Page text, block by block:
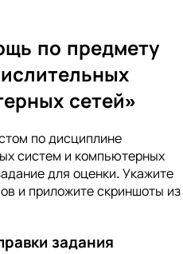
по предмету
сетей»
по дисциплине
систем и компьютерных
для оценки. Укажите
и приложите скриншоты из
задания